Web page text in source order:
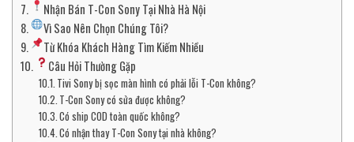
Nhận Bán T-Con Sony Tại Nhà Hà Nội
Vì Sao Nên Chọn Chúng Tôi?
Từ Khóa Khách Hàng Tìm Kiếm Nhiều
Câu Hỏi Thường Gặp
Tivi Sony bị sọc màn hình có phải lỗi T-Con không?
T-Con Sony có sửa được không?
Có ship COD toàn quốc không?
Có nhận thay T-Con Sony tại nhà không?